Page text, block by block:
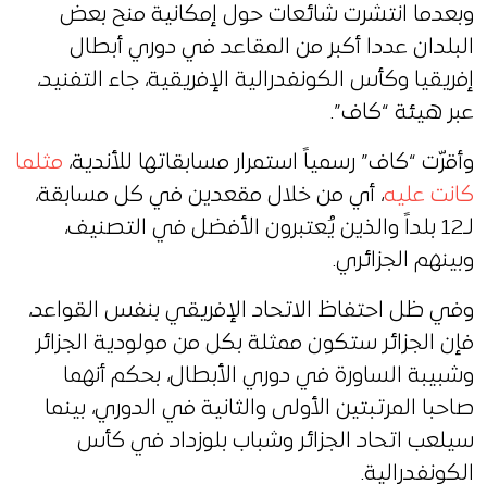
وبعدما انتشرت شائعات حول إمكانية منح بعض
البلدان عددا أكبر من المقاعد في دوري أبطال
إفريقيا وكأس الكونفدرالية الإفريقية، جاء التفنيد،
عبر هيئة “كاف”.
وأقرّت “كاف” رسمياً استمرار مسابقاتها للأندية، مثلما
كانت عليه، أي من خلال مقعدين في كل مسابقة،
لـ12 بلداً والذين يُعتبرون الأفضل في التصنيف،
وبينهم الجزائري.
وفي ظل احتفاظ الاتحاد الإفريقي بنفس القواعد،
فإن الجزائر ستكون ممثلة بكل من مولودية الجزائر
وشبيبة الساورة في دوري الأبطال، بحكم أنهما
صاحبا المرتبتين الأولى والثانية في الدوري، بينما
سيلعب اتحاد الجزائر وشباب بلوزداد في كأس
الكونفدرالية.